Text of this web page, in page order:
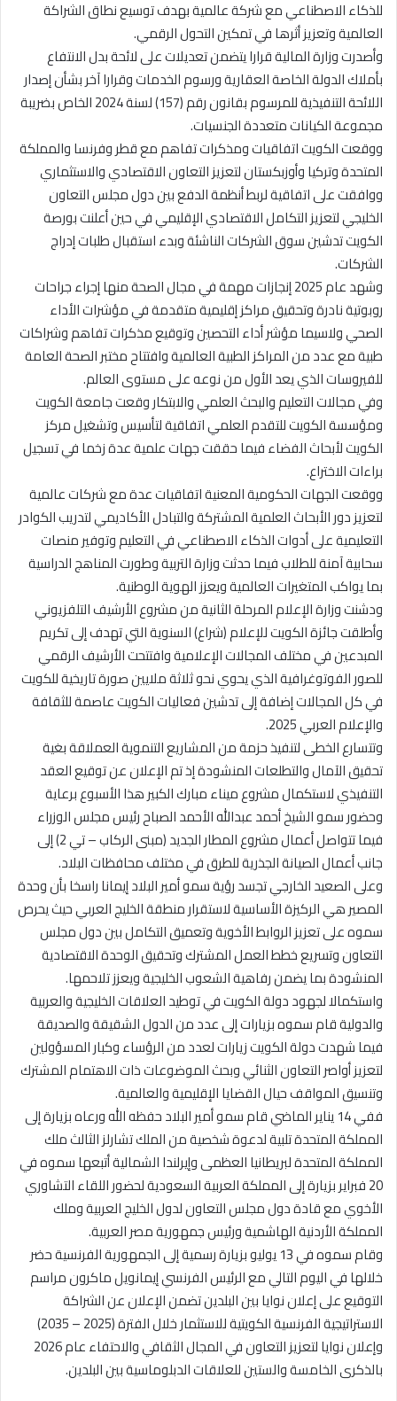
للذكاء الاصطناعي مع شركة عالمية بهدف توسيع نطاق الشراكة
العالمية وتعزيز أثرها في تمكين التحول الرقمي.
وأصدرت وزارة المالية قرارا يتضمن تعديلات على لائحة بدل الانتفاع
بأملاك الدولة الخاصة العقارية ورسوم الخدمات وقرارا آخر بشأن إصدار
اللائحة التنفيذية للمرسوم بقانون رقم (157) لسنة 2024 الخاص بضريبة
مجموعة الكيانات متعددة الجنسيات.
ووقعت الكويت اتفاقيات ومذكرات تفاهم مع قطر وفرنسا والمملكة
المتحدة وتركيا وأوزبكستان لتعزيز التعاون الاقتصادي والاستثماري
ووافقت على اتفاقية لربط أنظمة الدفع بين دول مجلس التعاون
الخليجي لتعزيز التكامل الاقتصادي الإقليمي في حين أعلنت بورصة
الكويت تدشين سوق الشركات الناشئة وبدء استقبال طلبات إدراج
الشركات.
وشهد عام 2025 إنجازات مهمة في مجال الصحة منها إجراء جراحات
روبوتية نادرة وتحقيق مراكز إقليمية متقدمة في مؤشرات الأداء
الصحي ولاسيما مؤشر أداء التحصين وتوقيع مذكرات تفاهم وشراكات
طبية مع عدد من المراكز الطبية العالمية وافتتاح مختبر الصحة العامة
للفيروسات الذي يعد الأول من نوعه على مستوى العالم.
وفي مجالات التعليم والبحث العلمي والابتكار وقعت جامعة الكويت
ومؤسسة الكويت للتقدم العلمي اتفاقية لتأسيس وتشغيل مركز
الكويت لأبحاث الفضاء فيما حققت جهات علمية عدة زخما في تسجيل
براءات الاختراع.
ووقعت الجهات الحكومية المعنية اتفاقيات عدة مع شركات عالمية
لتعزيز دور الأبحاث العلمية المشتركة والتبادل الأكاديمي لتدريب الكوادر
التعليمية على أدوات الذكاء الاصطناعي في التعليم وتوفير منصات
سحابية آمنة للطلاب فيما حدثت وزارة التربية وطورت المناهج الدراسية
بما يواكب المتغيرات العالمية ويعزز الهوية الوطنية.
ودشنت وزارة الإعلام المرحلة الثانية من مشروع الأرشيف التلفزيوني
وأطلقت جائزة الكويت للإعلام (شراع) السنوية التي تهدف إلى تكريم
المبدعين في مختلف المجالات الإعلامية وافتتحت الأرشيف الرقمي
للصور الفوتوغرافية الذي يحوي نحو ثلاثة ملايين صورة تاريخية للكويت
في كل المجالات إضافة إلى تدشين فعاليات الكويت عاصمة للثقافة
والإعلام العربي 2025.
وتتسارع الخطى لتنفيذ حزمة من المشاريع التنموية العملاقة بغية
تحقيق الآمال والتطلعات المنشودة إذ تم الإعلان عن توقيع العقد
التنفيذي لاستكمال مشروع ميناء مبارك الكبير هذا الأسبوع برعاية
وحضور سمو الشيخ أحمد عبدالله الأحمد الصباح رئيس مجلس الوزراء
فيما تتواصل أعمال مشروع المطار الجديد (مبنى الركاب – تي 2) إلى
جانب أعمال الصيانة الجذرية للطرق في مختلف محافظات البلاد.
وعلى الصعيد الخارجي تجسد رؤية سمو أمير البلاد إيمانا راسخا بأن وحدة
المصير هي الركيزة الأساسية لاستقرار منطقة الخليج العربي حيث يحرص
سموه على تعزيز الروابط الأخوية وتعميق التكامل بين دول مجلس
التعاون وتسريع خطط العمل المشترك وتحقيق الوحدة الاقتصادية
المنشودة بما يضمن رفاهية الشعوب الخليجية ويعزز تلاحمها.
واستكمالا لجهود دولة الكويت في توطيد العلاقات الخليجية والعربية
والدولية قام سموه بزيارات إلى عدد من الدول الشقيقة والصديقة
فيما شهدت دولة الكويت زيارات لعدد من الرؤساء وكبار المسؤولين
لتعزيز أواصر التعاون الثنائي وبحث الموضوعات ذات الاهتمام المشترك
وتنسيق المواقف حيال القضايا الإقليمية والعالمية.
ففي 14 يناير الماضي قام سمو أمير البلاد حفظه الله ورعاه بزيارة إلى
المملكة المتحدة تلبية لدعوة شخصية من الملك تشارلز الثالث ملك
المملكة المتحدة لبريطانيا العظمى وإيرلندا الشمالية أتبعها سموه في
20 فبراير بزيارة إلى المملكة العربية السعودية لحضور اللقاء التشاوري
الأخوي مع قادة دول مجلس التعاون لدول الخليج العربية وملك
المملكة الأردنية الهاشمية ورئيس جمهورية مصر العربية.
وقام سموه في 13 يوليو بزيارة رسمية إلى الجمهورية الفرنسية حضر
خلالها في اليوم التالي مع الرئيس الفرنسي إيمانويل ماكرون مراسم
التوقيع على إعلان نوايا بين البلدين تضمن الإعلان عن الشراكة
الاستراتيجية الفرنسية الكويتية للاستثمار خلال الفترة (2025 – 2035)
وإعلان نوايا لتعزيز التعاون في المجال الثقافي والاحتفاء عام 2026
بالذكرى الخامسة والستين للعلاقات الدبلوماسية بين البلدين.